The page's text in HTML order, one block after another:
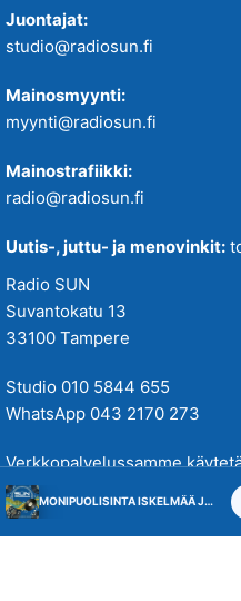
Juontajat:
studio@radiosun.fi
Mainosmyynti:
myynti@radiosun.fi
Mainostrafiikki:
radio@radiosun.fi
Uutis-, juttu- ja menovinkit:
Radio SUN
Suvantokatu 13
33100 Tampere
Studio 010 5844 655
WhatsApp 043 2170 273
Verkkopalvelussamme
parantamiseksi. Tutustu
MONIPUOLISINTA ISKELMÄÄ JA PARASTA POPPIA